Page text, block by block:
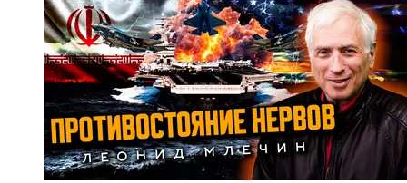
© Фото: Мария Новоселова/ "Вестник Кавказа"
Внучка Вероники Дударовой Вероника
Вайнштейн: